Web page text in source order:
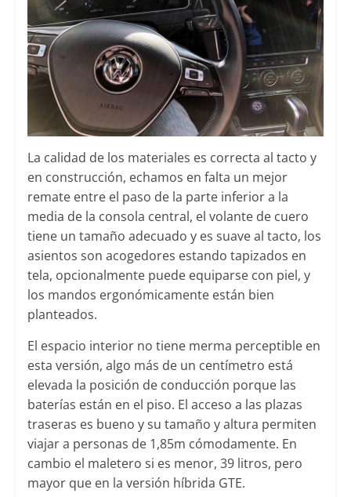
La calidad de los materiales es correcta al tacto y
en construcción, echamos en falta un mejor
remate entre el paso de la parte inferior a la
media de la consola central, el volante de cuero
tiene un tamaño adecuado y es suave al tacto, los
asientos son acogedores estando tapizados en
tela, opcionalmente puede equiparse con piel, y
los mandos ergonómicamente están bien
planteados.
El espacio interior no tiene merma perceptible en
esta versión, algo más de un centímetro está
elevada la posición de conducción porque las
baterías están en el piso. El acceso a las plazas
traseras es bueno y su tamaño y altura permiten
viajar a personas de 1,85m cómodamente. En
cambio el maletero si es menor, 39 litros, pero
mayor que en la versión híbrida GTE.